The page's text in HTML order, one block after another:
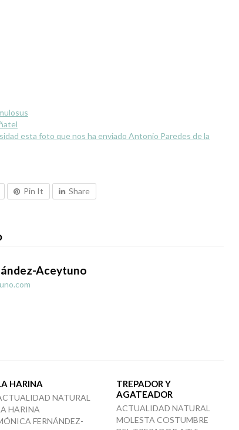
esta foto que nos ha enviado Antonio Paredes de la
Pin It Share
Aceytuno
HARINA
NATURAL
HARINA
FERNÁNDEZ-
TREPADOR Y
AGATEADOR
ACTUALIDAD NATURAL
MOLESTA COSTUMBRE